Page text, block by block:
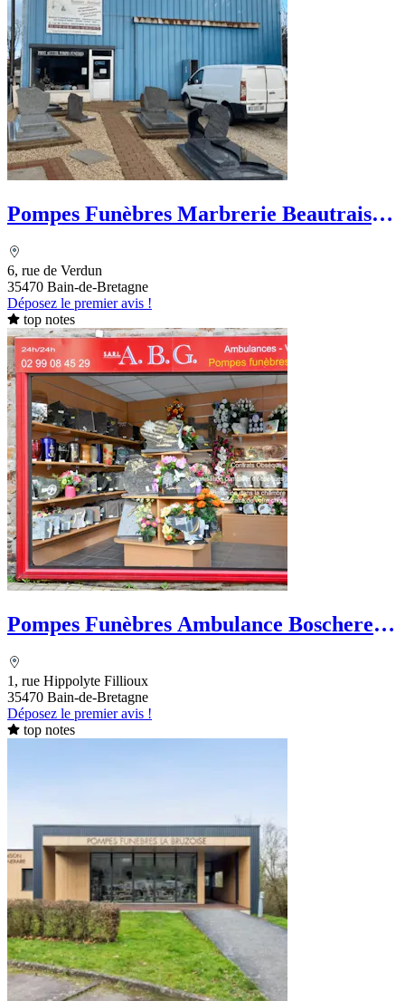
Pompes Funèbres Marbrerie Beautrais-
6, rue de Verdun
35470 Bain-de-Bretagne
Déposez le premier avis !
top notes
Pompes Funèbres Ambulance Boscherel
1, rue Hippolyte Fillioux
35470 Bain-de-Bretagne
Déposez le premier avis !
top notes